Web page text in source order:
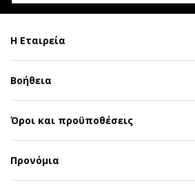
Η Εταιρεία
Βοήθεια
Όροι και προϋποθέσεις
Προνόμια